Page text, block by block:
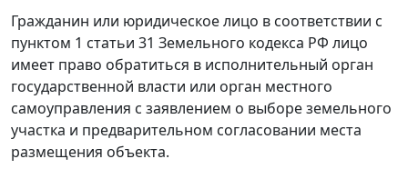
Гражданин или юридическое лицо в соответствии с
пунктом 1 статьи 31 Земельного кодекса РФ лицо
имеет право обратиться в исполнительный орган
государственной власти или орган местного
самоуправления с заявлением о выборе земельного
участка и предварительном согласовании места
размещения объекта.